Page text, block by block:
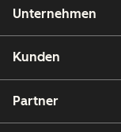
Unternehmen
Kunden
Partner